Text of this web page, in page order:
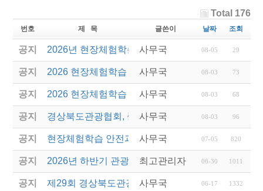
Total 176
번호 제 목 글쓴이 날짜 조회
공지 2026년 현장체험학습 안전과정(신규.재강습) 교육
사무국 08-05 29
공지 2026 현장체험학습 안전과정 교육(신규. 재강습)
사무국 08-03 73
공지 2026 현장체험학습 안전과정(신규. 재강습) 교육 성
사무국 08-03 68
공지 경상북도관광협회, 중국 단동 해외여행상품 개발 팸
사무국 08-03 96
공지 현장체험학습 안전과정(신규/재강습) 안내
사무국 07-05 820
공지 2026년 하반기 관광진흥개발기금 융자 시행 안내
최고관리자 06-30 1011
공지 제29회 경상북도관광기념품공모전 개최
사무국 06-17 1332